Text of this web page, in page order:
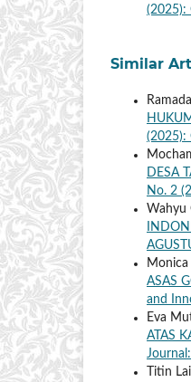
(2025):
Similar
(2025):
DESA
No. 2
Wahyu
Monica
ASAS
and
Eva
ATAS
Titin